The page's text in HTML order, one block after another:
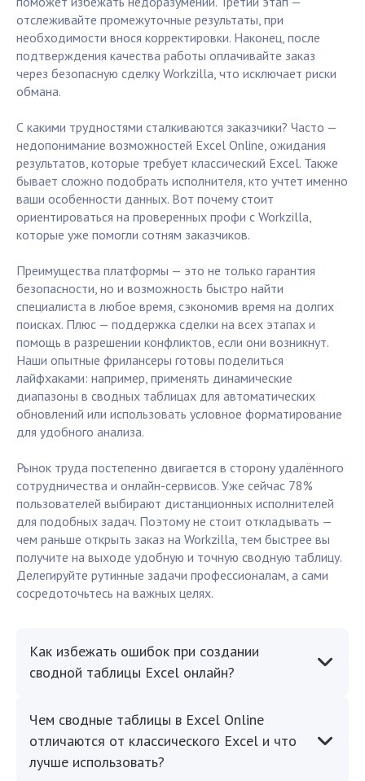
отслеживайте промежуточные результаты, при
необходимости внося корректировки. Наконец, после
подтверждения качества работы оплачивайте заказ
через безопасную сделку Workzilla, что исключает риски
обмана.
С какими трудностями сталкиваются заказчики? Часто —
недопонимание возможностей Excel Online, ожидания
результатов, которые требует классический Excel. Также
бывает сложно подобрать исполнителя, кто учтет именно
ваши особенности данных. Вот почему стоит
ориентироваться на проверенных профи с Workzilla,
которые уже помогли сотням заказчиков.
Преимущества платформы — это не только гарантия
безопасности, но и возможность быстро найти
специалиста в любое время, сэкономив время на долгих
поисках. Плюс — поддержка сделки на всех этапах и
помощь в разрешении конфликтов, если они возникнут.
Наши опытные фрилансеры готовы поделиться
лайфхаками: например, применять динамические
диапазоны в сводных таблицах для автоматических
обновлений или использовать условное форматирование
для удобного анализа.
Рынок труда постепенно двигается в сторону удалённого
сотрудничества и онлайн-сервисов. Уже сейчас 78%
пользователей выбирают дистанционных исполнителей
для подобных задач. Поэтому не стоит откладывать —
чем раньше открыть заказ на Workzilla, тем быстрее вы
получите на выходе удобную и точную сводную таблицу.
Делегируйте рутинные задачи профессионалам, а сами
сосредоточьтесь на важных целях.
Как избежать ошибок при создании
сводной таблицы Excel онлайн?
Чем сводные таблицы в Excel Online
отличаются от классического Excel и что
лучше использовать?